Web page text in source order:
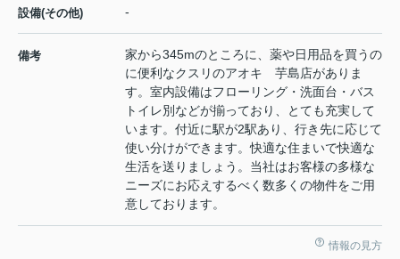
設備(その他) -
備考
家から345mのところに、薬や日用品を買うの
に便利なクスリのアオキ 芋島店がありま
す。室内設備はフローリング・洗面台・バス
トイレ別などが揃っており、とても充実して
います。付近に駅が2駅あり、行き先に応じて
使い分けができます。快適な住まいで快適な
生活を送りましょう。当社はお客様の多様な
ニーズにお応えするべく数多くの物件をご用
意しております。
情報の見方